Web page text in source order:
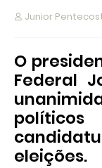
Junior
O
Federal